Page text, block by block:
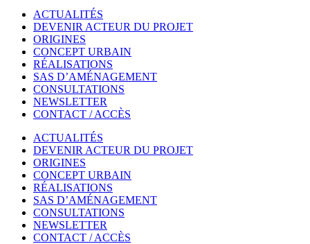
ACTUALITÉS
DEVENIR ACTEUR DU PROJET
ORIGINES
CONCEPT URBAIN
RÉALISATIONS
SAS D’AMÉNAGEMENT
CONSULTATIONS
NEWSLETTER
CONTACT / ACCÈS
ACTUALITÉS
DEVENIR ACTEUR DU PROJET
ORIGINES
CONCEPT URBAIN
RÉALISATIONS
SAS D’AMÉNAGEMENT
CONSULTATIONS
NEWSLETTER
CONTACT / ACCÈS